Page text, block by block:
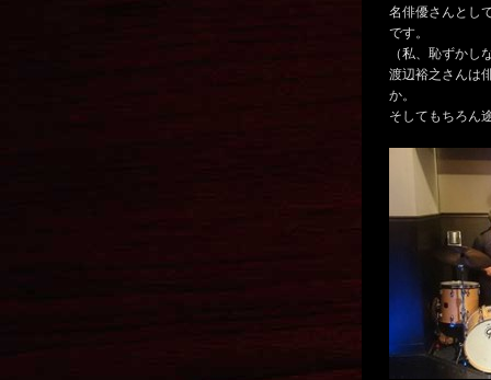
名俳優さんとし
です。
（私、恥ずかし
渡辺裕之さんは
か。
そしてもちろん